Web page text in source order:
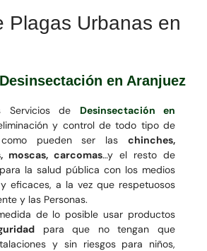
Plagas Urbanas en
en Aranjuez
Servicios de Desinsectación en
y control de todo tipo de
como pueden ser laschinches,
moscas, carcomas…y el resto de
la salud pública con los medios
eficaces, a la vez que respetuosos
y las Personas.
de lo posible usar productos
para que no tengan que
y sin riesgos para niños,